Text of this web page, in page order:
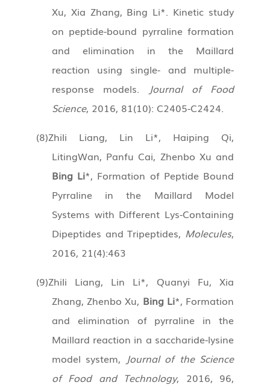
Xu, Xia Zhang, Bing Li*. Kinetic study
on peptide-bound pyrraline formation
and elimination in the Maillard
reaction using single- and multiple-
response models.
Journal of Food
Science, 2016, 81(10): C2405-C2424.
(8)Zhili Liang, Lin Li*, Haiping Qi,
LitingWan, Panfu Cai, Zhenbo Xu and
Bing Li*, Formation of Peptide Bound
Pyrraline in the Maillard Model
Systems with Different Lys-Containing
Dipeptides and Tripeptides, Molecules,
2016, 21(4):463
(9)Zhili Liang, Lin Li*, Quanyi Fu, Xia
Zhang, Zhenbo Xu, Bing Li*, Formation
and elimination of pyrraline in the
Maillard reaction in a saccharide-lysine
model system, Journal of the Science
of Food and Technology, 2016, 96,